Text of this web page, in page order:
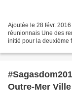
Ajoutée le 28 févr.
réunionnais Une des
initié pour la deuxième
Outre-Mer